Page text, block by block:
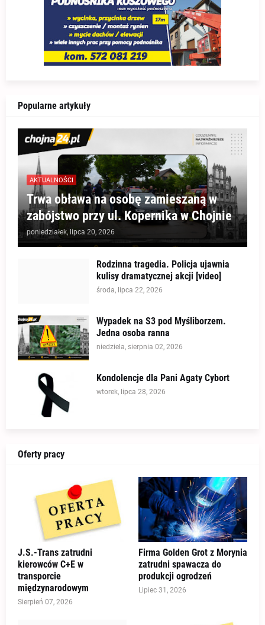
Popularne artykuły
AKTUALNOŚCI
Trwa obława na osobę zamieszaną w
zabójstwo przy ul. Kopernika w Chojnie
poniedziałek, lipca 20, 2026
Rodzinna tragedia. Policja ujawnia
kulisy dramatycznej akcji [video]
środa, lipca 22, 2026
Wypadek na S3 pod Myśliborzem.
Jedna osoba ranna
niedziela, sierpnia 02, 2026
Kondolencje dla Pani Agaty Cybort
wtorek, lipca 28, 2026
Oferty pracy
J.S.-Trans zatrudni
kierowców C+E w
transporcie
międzynarodowym
Sierpień 07, 2026
Firma Golden Grot z Morynia
zatrudni spawacza do
produkcji ogrodzeń
Lipiec 31, 2026